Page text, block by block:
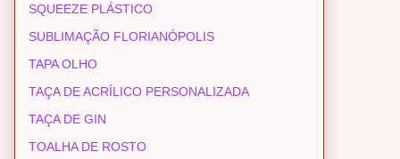
SQUEEZE PLÁSTICO
SUBLIMAÇÃO FLORIANÓPOLIS
TAPA OLHO
TAÇA DE ACRÍLICO PERSONALIZADA
TAÇA DE GIN
TOALHA DE ROSTO